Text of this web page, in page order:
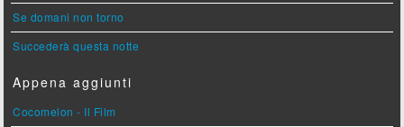
Se domani non torno
Succederà questa notte
Appena aggiunti
Cocomelon - Il Film